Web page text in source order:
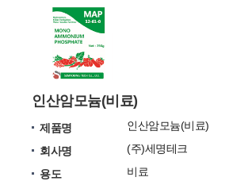
인산암모늄(비료)
제품명
인산암모늄(비료)
회사명
(주)세명테크
용도
비료